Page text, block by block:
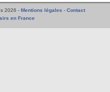
2026 - Mentions légales - Contact
en France